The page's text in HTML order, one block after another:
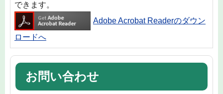
できます。
Adobe Acrobat Readerのダウン
ロードへ
お問い合わせ